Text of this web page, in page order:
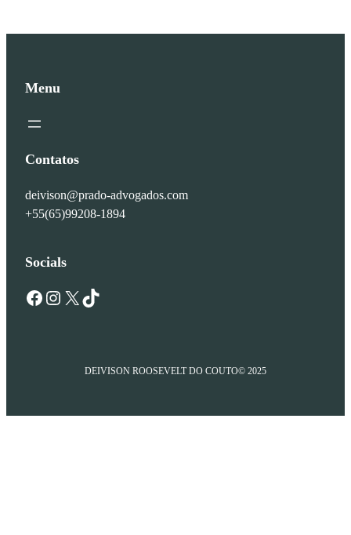
Menu
Contatos
deivison@prado-advogados.com
+55(65)99208-1894
Socials
Facebook Instagram X TikTok
DEIVISON ROOSEVELT DO COUTO© 2025